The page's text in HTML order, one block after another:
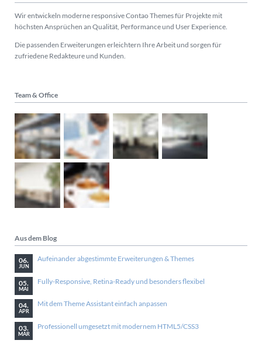
Wir entwickeln moderne responsive Contao Themes für Projekte mit
höchsten Ansprüchen an Qualität, Performance und User Experience.
Die passenden Erweiterungen erleichtern Ihre Arbeit und sorgen für
zufriedene Redakteure und Kunden.
Team & Office
Aus dem Blog
06.
JUN
Aufeinander abgestimmte Erweiterungen & Themes
05.
MAI
Fully-Responsive, Retina-Ready und besonders flexibel
04.
APR
Mit dem Theme Assistant einfach anpassen
03.
MÄR
Professionell umgesetzt mit modernem HTML5/CSS3